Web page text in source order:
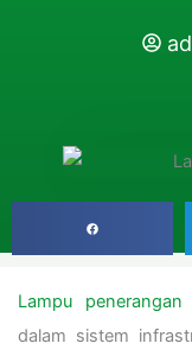
Lampu penerangan
dalam sistem